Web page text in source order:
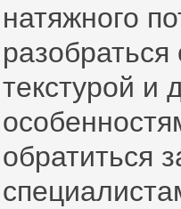
натяжного
текстурой и
обратиться